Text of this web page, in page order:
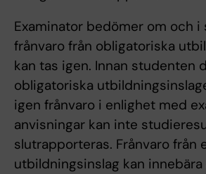
Examinator bedömer om och i
frånvaro från obligatoriska
kan tas igen. Innan studenten
obligatoriska
igen frånvaro i enlighet med
anvisningar kan inte
slutrapporteras. Frånvaro från
utbildningsinslag kan